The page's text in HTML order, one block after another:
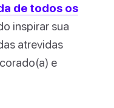
de todos os
inspirar sua
atrevidas
e